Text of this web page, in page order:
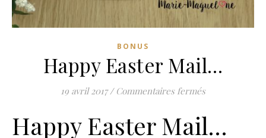
BONUS
Happy Easter Mail…
19 avril 2017 / Commentaires ferméssur Happy
Happy Easter Mail…